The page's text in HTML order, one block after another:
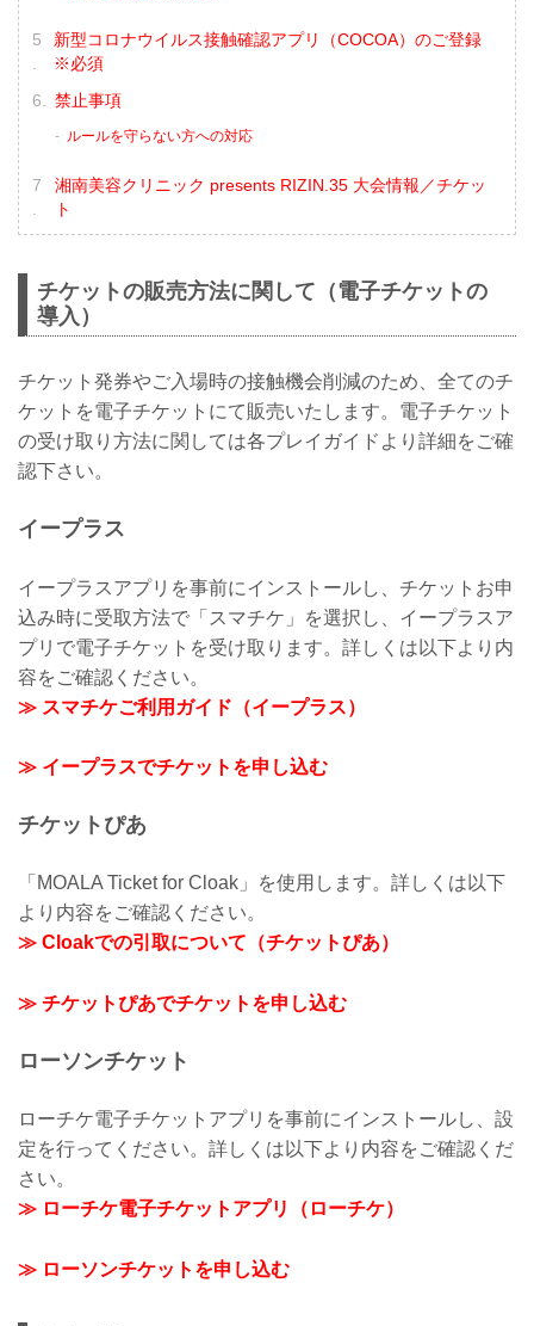
新型コロナウイルス接触確認アプリ（COCOA）のご登録
※必須
禁止事項
ルールを守らない方への対応
湘南美容クリニック presents RIZIN.35 大会情報／チケッ
ト
チケットの販売方法に関して（電子チケットの
導入）
チケット発券やご入場時の接触機会削減のため、全てのチ
ケットを電子チケットにて販売いたします。電子チケット
の受け取り方法に関しては各プレイガイドより詳細をご確
認下さい。
イープラス
イープラスアプリを事前にインストールし、チケットお申
込み時に受取方法で「スマチケ」を選択し、イープラスア
プリで電子チケットを受け取ります。詳しくは以下より内
容をご確認ください。
≫ スマチケご利用ガイド（イープラス）
≫ イープラスでチケットを申し込む
チケットぴあ
「MOALA Ticket for Cloak」を使用します。詳しくは以下
より内容をご確認ください。
≫ Cloakでの引取について（チケットぴあ）
≫ チケットぴあでチケットを申し込む
ローソンチケット
ローチケ電子チケットアプリを事前にインストールし、設
定を行ってください。詳しくは以下より内容をご確認くだ
さい。
≫ ローチケ電子チケットアプリ（ローチケ）
≫ ローソンチケットを申し込む